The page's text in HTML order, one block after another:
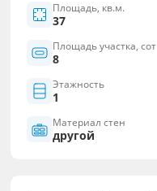
Площадь, кв.м.
37
Площадь участка, сот
8
Этажность
1
Материал стен
другой